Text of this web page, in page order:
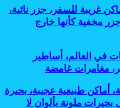
غريبة للسفر، جزر نائية،
مخفية كأنها خارج
في العالم، أساطير
مغامرات غامضة
أماكن طبيعية عجيبة، بحيرة
ملونة بألوان لا